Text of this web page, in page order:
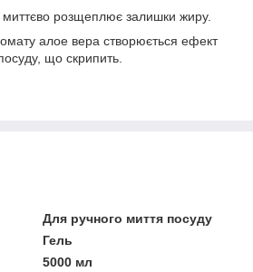
миттєво розщеплює залишки жиру.
алое вера створюється ефект
що скрипить.
Для ручного миття посуду
Гель
5000 мл